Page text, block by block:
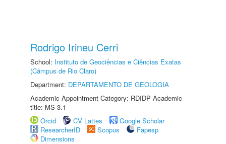
Rodrigo Irineu Cerri
School: Instituto de Geociências e Ciências Exatas
(Câmpus de Rio Claro)
Department: DEPARTAMENTO DE GEOLOGIA
Academic Appointment Category: RDIDP Academic
title: MS-3.1
Orcid
CV Lattes
Google Scholar
ResearcherID
Scopus
Fapesp
Dimensions